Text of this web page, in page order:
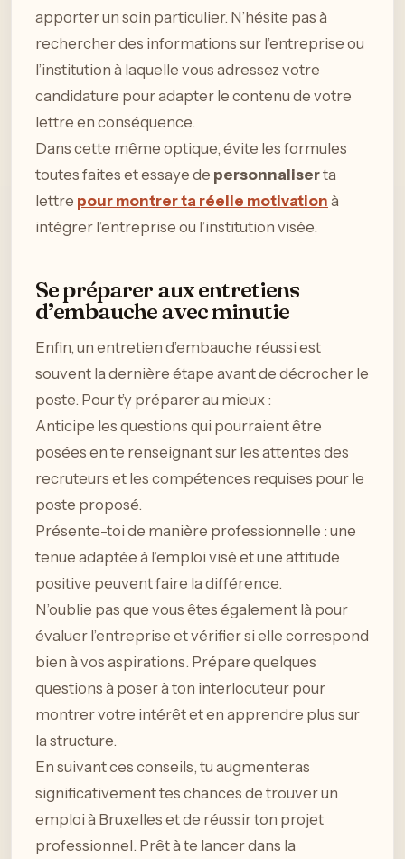
apporter un soin particulier. N’hésite pas à
rechercher des informations sur l’entreprise ou
l’institution à laquelle vous adressez votre
candidature pour adapter le contenu de votre
lettre en conséquence.
Dans cette même optique, évite les formules
toutes faites et essaye de personnaliserta
lettre pour montrer ta réelle motivation à
intégrer l’entreprise ou l’institution visée.
Se préparer aux entretiens
d’embauche avec minutie
Enfin, un entretien d’embauche réussi est
souvent la dernière étape avant de décrocher le
poste. Pour t’y préparer au mieux :
Anticipe les questions qui pourraient être
posées en te renseignant sur les attentes des
recruteurs et les compétences requises pour le
poste proposé.
Présente-toi de manière professionnelle : une
tenue adaptée à l’emploi visé et une attitude
positive peuvent faire la différence.
N’oublie pas que vous êtes également là pour
évaluer l’entreprise et vérifier si elle correspond
bien à vos aspirations. Prépare quelques
questions à poser à ton interlocuteur pour
montrer votre intérêt et en apprendre plus sur
la structure.
En suivant ces conseils, tu augmenteras
significativement tes chances de trouver un
emploi à Bruxelles et de réussir ton projet
professionnel. Prêt à te lancer dans la